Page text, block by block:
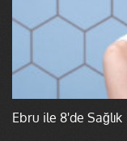
Ebru ile 8'de